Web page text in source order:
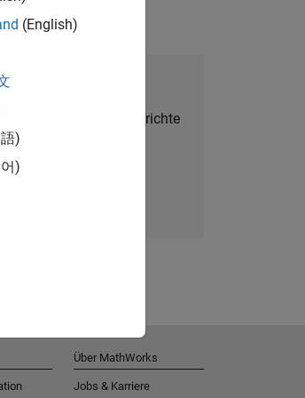
beitreten
Stellenangebote, Berichte
(English)
)
)
Über MathWorks
Jobs & Karriere